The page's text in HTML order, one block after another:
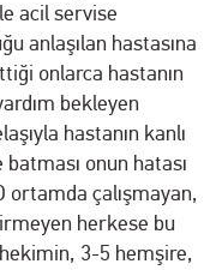
acil servise
anlaşılan hastasına
onlarca hastanın
bekleyen
hastanın kanlı
onun hatası
çalışmayan,
herkese bu
3-5 hemşire,